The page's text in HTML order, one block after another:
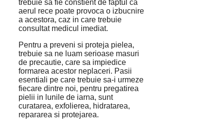
trebuie sa fie constient de faptul ca
aerul rece poate provoca o izbucnire
a acestora, caz in care trebuie
consultat medicul imediat.
Pentru a preveni si proteja pielea,
trebuie sa ne luam serioase masuri
de precautie, care sa impiedice
formarea acestor neplaceri. Pasii
esentiali pe care trebuie sa-i urmeze
fiecare dintre noi, pentru pregatirea
pielii in lunile de iarna, sunt
curatarea, exfolierea, hidratarea,
repararea si protejarea.